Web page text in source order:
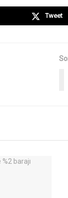
Tweet